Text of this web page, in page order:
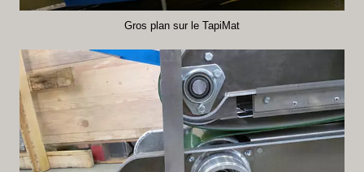
Gros plan sur le TapiMat